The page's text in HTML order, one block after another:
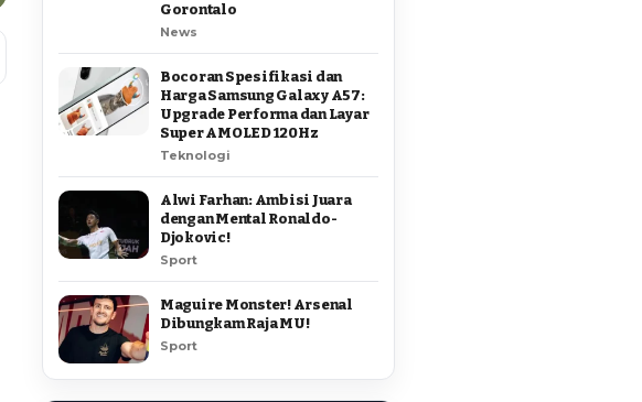
Gorontalo
News
Bocoran Spesifikasi dan
Harga Samsung Galaxy A57:
Upgrade Performa dan Layar
Super AMOLED 120Hz
Teknologi
Alwi Farhan: Ambisi Juara
dengan Mental Ronaldo-
Djokovic!
Sport
Maguire Monster! Arsenal
Dibungkam Raja MU!
Sport